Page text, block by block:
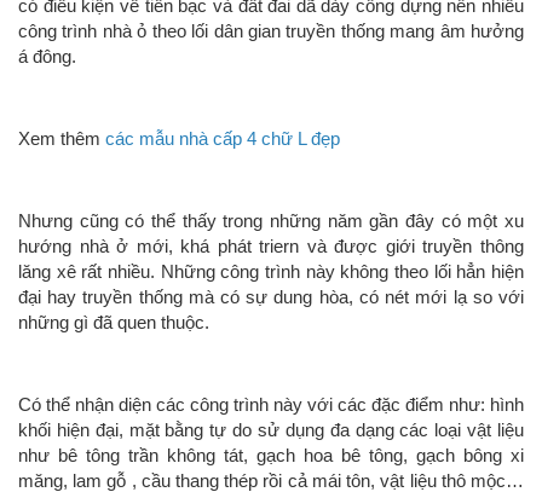
có điều kiện về tiền bạc và đất đai dã dày công dựng nên nhiều
công trình nhà ỏ theo lối dân gian truyền thống mang âm hưởng
á đông.
Xem thêm các mẫu nhà cấp 4 chữ L đẹp
Nhưng cũng có thể thấy trong những năm gần đây có một xu
hướng nhà ở mới, khá phát triern và được giới truyền thông
lăng xê rất nhiều. Những công trình này không theo lối hẳn hiện
đại hay truyền thống mà có sự dung hòa, có nét mới lạ so với
những gì đã quen thuộc.
Có thể nhận diện các công trình này với các đặc điểm như: hình
khối hiện đại, mặt bằng tự do sử dụng đa dạng các loại vật liệu
như bê tông trần không tát, gạch hoa bê tông, gạch bông xi
măng, lam gỗ , cầu thang thép rồi cả mái tôn, vật liệu thô mộc…